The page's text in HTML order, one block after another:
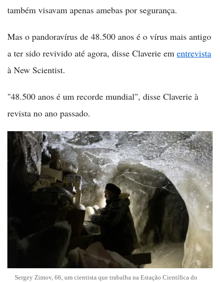
também visavam apenas amebas por segurança.
Mas o pandoravírus de 48.500 anos é o vírus mais antigo
a ter sido revivido até agora, disse Claverie em entrevista
à New Scientist.
"48.500 anos é um recorde mundial", disse Claverie à
revista no ano passado.
Sergey Zimov, 66, um cientista que trabalha na Estação Científica do